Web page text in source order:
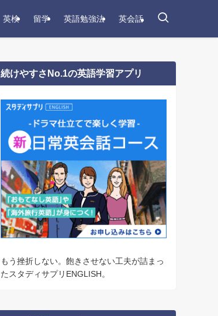
英検 留学 英語勉強法 英会話
続けやすさNo.1の英語学習アプリ
もう挫折しない。飽きさせない工夫が詰まっ
たスタディサプリENGLISH。